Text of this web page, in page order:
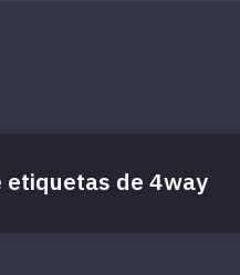
etiquetas de 4way